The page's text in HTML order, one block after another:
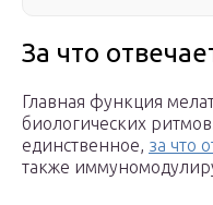
За что
Главная функция
биологических
единственное, за что
также